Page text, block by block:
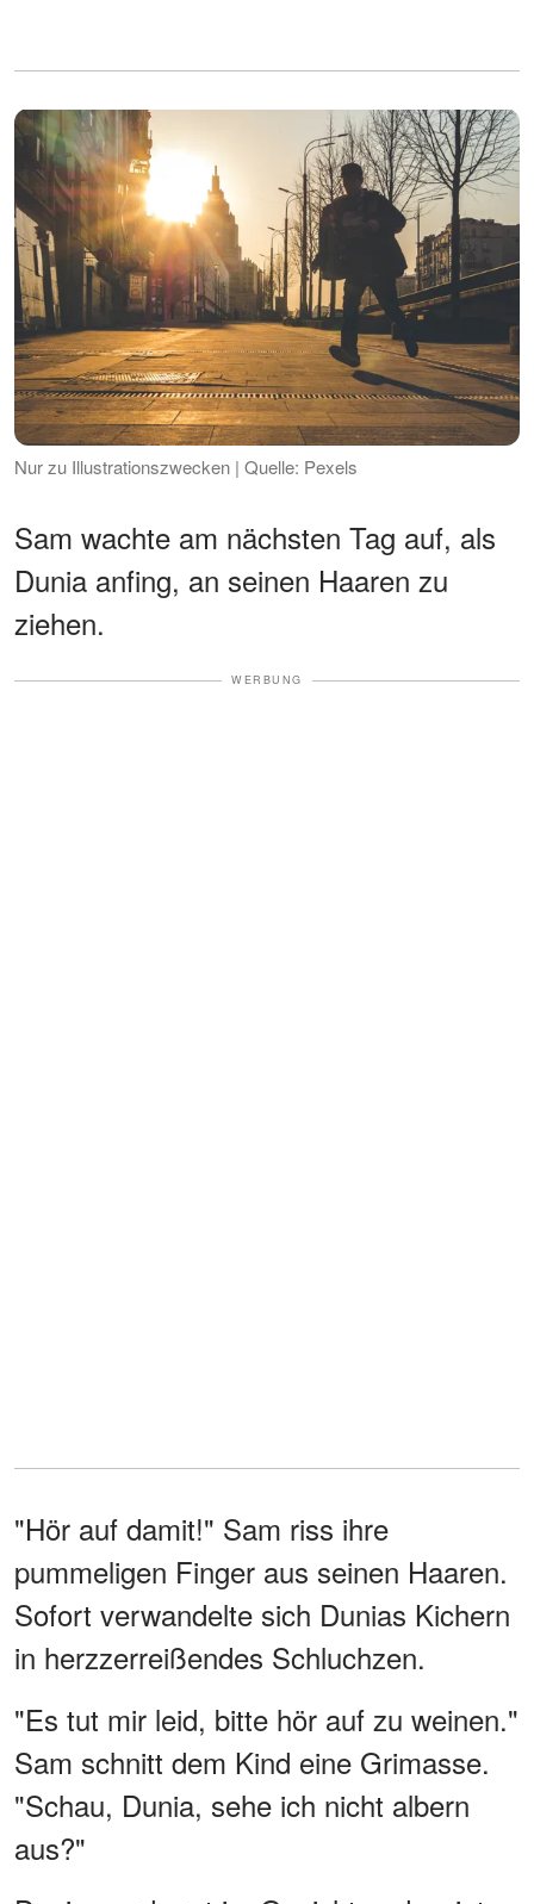
Nur zu Illustrationszwecken | Quelle: Pexels
Sam wachte am nächsten Tag auf, als
Dunia anfing, an seinen Haaren zu
ziehen.
WERBUNG
"Hör auf damit!" Sam riss ihre
pummeligen Finger aus seinen Haaren.
Sofort verwandelte sich Dunias Kichern
in herzzerreißendes Schluchzen.
"Es tut mir leid, bitte hör auf zu weinen."
Sam schnitt dem Kind eine Grimasse.
"Schau, Dunia, sehe ich nicht albern
aus?"